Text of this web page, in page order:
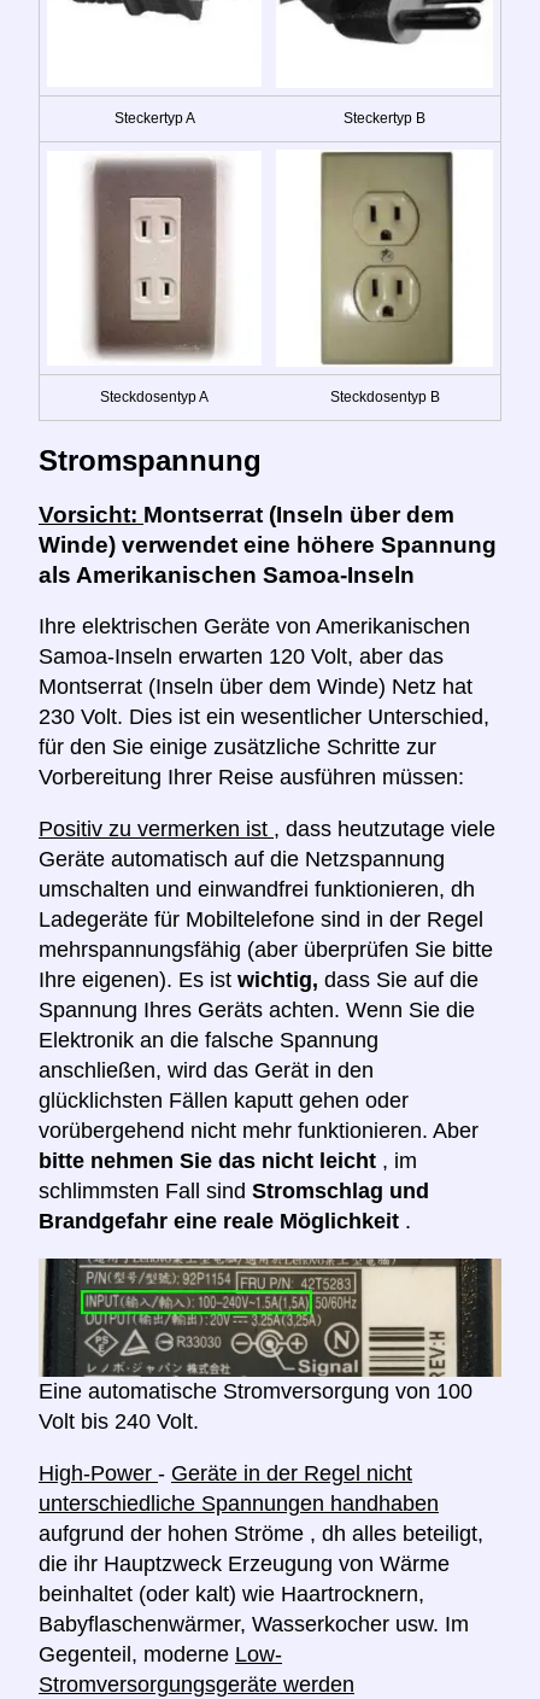
Steckertyp A Steckertyp B
Steckdosentyp A Steckdosentyp B
Stromspannung
Vorsicht: Montserrat (Inseln über dem
Winde) verwendet eine höhere Spannung
als Amerikanischen Samoa-Inseln
Ihre elektrischen Geräte von Amerikanischen
Samoa-Inseln erwarten 120 Volt, aber das
Montserrat (Inseln über dem Winde) Netz hat
230 Volt. Dies ist ein wesentlicher Unterschied,
für den Sie einige zusätzliche Schritte zur
Vorbereitung Ihrer Reise ausführen müssen:
Positiv zu vermerken ist , dass heutzutage viele
Geräte automatisch auf die Netzspannung
umschalten und einwandfrei funktionieren, dh
Ladegeräte für Mobiltelefone sind in der Regel
mehrspannungsfähig (aber überprüfen Sie bitte
Ihre eigenen). Es ist wichtig, dass Sie auf die
Spannung Ihres Geräts achten. Wenn Sie die
Elektronik an die falsche Spannung
anschließen, wird das Gerät in den
glücklichsten Fällen kaputt gehen oder
vorübergehend nicht mehr funktionieren. Aber
bitte nehmen Sie das nicht leicht , im
schlimmsten Fall sind Stromschlag und
Brandgefahr eine reale Möglichkeit .
Eine automatische Stromversorgung von 100
Volt bis 240 Volt.
High-Power - Geräte in der Regel nicht
unterschiedliche Spannungen handhaben
aufgrund der hohen Ströme , dh alles beteiligt,
die ihr Hauptzweck Erzeugung von Wärme
beinhaltet (oder kalt) wie Haartrocknern,
Babyflaschenwärmer, Wasserkocher usw. Im
Gegenteil, moderne Low-
Stromversorgungsgeräte werden